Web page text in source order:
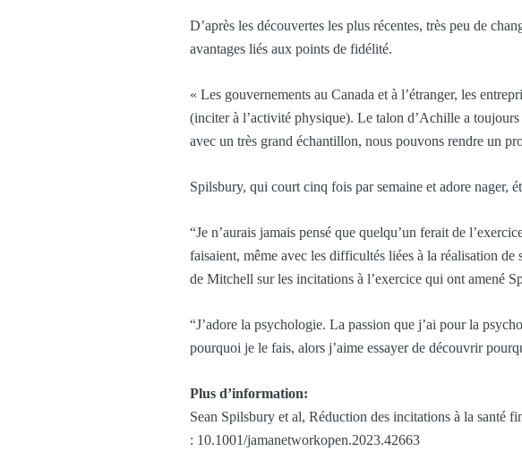
D’après les découvertes les plus récentes, très peu de
avantages liés aux points de fidélité.
« Les gouvernements au Canada et à l’étranger, les
(inciter à l’activité physique). Le talon d’Achille a toujours
avec un très grand échantillon, nous pouvons rendre un
Spilsbury, qui court cinq fois par semaine et adore nager,
“Je n’aurais jamais pensé que quelqu’un ferait de
faisaient, même avec les difficultés liées à la réalisation
de Mitchell sur les incitations à l’exercice qui ont amené
“J’adore la psychologie. La passion que j’ai pour la
pourquoi je le fais, alors j’aime essayer de découvrir
Plus d’information:
Sean Spilsbury et al, Réduction des incitations à la santé
: 10.1001/jamanetworkopen.2023.42663